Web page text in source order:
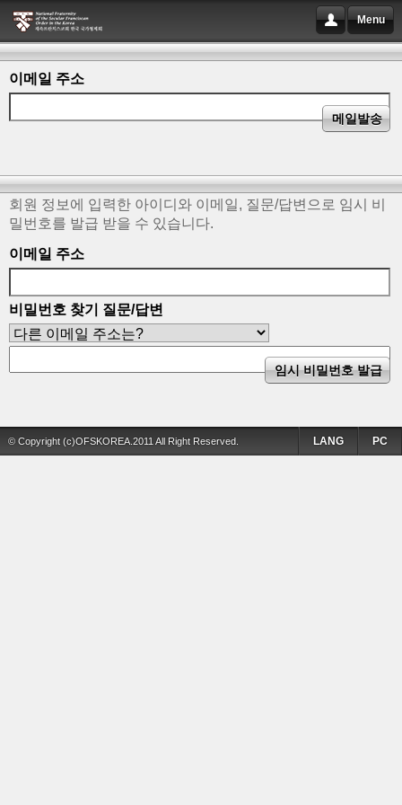
Menu
이메일 주소
회원 정보에 입력한 아이디와 이메일, 질문/답변으로 임시 비
밀번호를 발급 받을 수 있습니다.
이메일 주소
비밀번호 찾기 질문/답변
© Copyright (c)OFSKOREA.2011 All Right Reserved. PC
LANG